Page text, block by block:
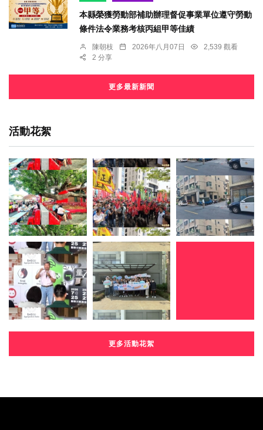
本縣榮獲勞動部補助辦理督促事業單位遵守勞動
條件法令業務考核丙組甲等佳績
陳朝枝 2026年八月07日
2,539 觀看
2 分享
更多最新新聞
活動花絮
更多活動花絮